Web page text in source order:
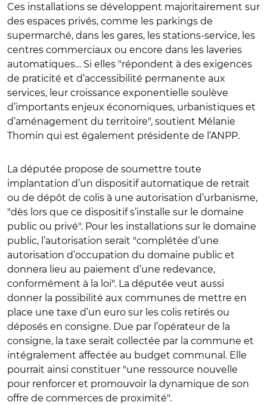
Ces installations se développent majoritairement sur
des espaces privés, comme les parkings de
supermarché, dans les gares, les stations‑service, les
centres commerciaux ou encore dans les laveries
automatiques… Si elles "répondent à des exigences
de praticité et d’accessibilité permanente aux
services, leur croissance exponentielle soulève
d’importants enjeux économiques, urbanistiques et
d’aménagement du territoire", soutient Mélanie
Thomin qui est également présidente de l’ANPP.
La députée propose de soumettre toute
implantation d’un dispositif automatique de retrait
ou de dépôt de colis à une autorisation d’urbanisme,
"dès lors que ce dispositif s’installe sur le domaine
public ou privé". Pour les installations sur le domaine
public, l’autorisation serait "complétée d’une
autorisation d’occupation du domaine public et
donnera lieu au paiement d’une redevance,
conformément à la loi". La députée veut aussi
donner la possibilité aux communes de mettre en
place une taxe d’un euro sur les colis retirés ou
déposés en consigne. Due par l’opérateur de la
consigne, la taxe serait collectée par la commune et
intégralement affectée au budget communal. Elle
pourrait ainsi constituer "une ressource nouvelle
pour renforcer et promouvoir la dynamique de son
offre de commerces de proximité".